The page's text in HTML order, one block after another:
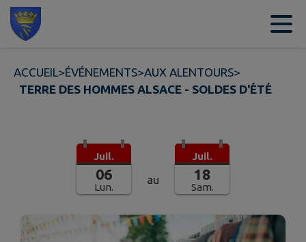
Contenu
ACCUEIL>ÉVÉNEMENTS>AUX ALENTOURS>
TERRE DES HOMMES ALSACE - SOLDES D'ÉTÉ
Juil.
06
Lun.
au
Juil.
18
Sam.